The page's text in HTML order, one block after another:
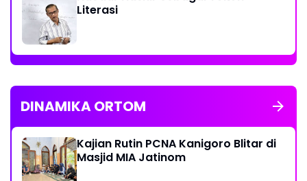
Literasi
DINAMIKA ORTOM
Kajian Rutin PCNA Kanigoro Blitar di
Masjid MIA Jatinom